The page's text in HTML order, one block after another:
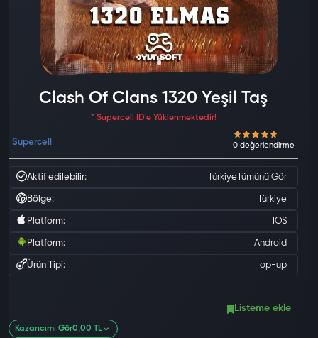
Clash Of Clans 1320 Yeşil Taş
* Supercell ID'e Yüklenmektedir!
Supercell
Aktif edilebilir: Türkiye Tümünü Gör
Bölge: Türkiye
Platform: IOS
Platform: Android
Ürün Tipi: Top-up
Listeme ekle
Kazancımı Gör0,00 TL